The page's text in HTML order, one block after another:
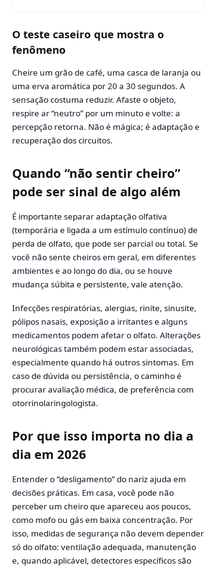
O teste caseiro que mostra o
fenômeno
Cheire um grão de café, uma casca de laranja ou
uma erva aromática por 20 a 30 segundos. A
sensação costuma reduzir. Afaste o objeto,
respire ar “neutro” por um minuto e volte: a
percepção retorna. Não é mágica; é adaptação e
recuperação dos circuitos.
Quando “não sentir cheiro”
pode ser sinal de algo além
É importante separar adaptação olfativa
(temporária e ligada a um estímulo contínuo) de
perda de olfato, que pode ser parcial ou total. Se
você não sente cheiros em geral, em diferentes
ambientes e ao longo do dia, ou se houve
mudança súbita e persistente, vale atenção.
Infecções respiratórias, alergias, rinite, sinusite,
pólipos nasais, exposição a irritantes e alguns
medicamentos podem afetar o olfato. Alterações
neurológicas também podem estar associadas,
especialmente quando há outros sintomas. Em
caso de dúvida ou persistência, o caminho é
procurar avaliação médica, de preferência com
otorrinolaringologista.
Por que isso importa no dia a
dia em 2026
Entender o “desligamento” do nariz ajuda em
decisões práticas. Em casa, você pode não
perceber um cheiro que apareceu aos poucos,
como mofo ou gás em baixa concentração. Por
isso, medidas de segurança não devem depender
só do olfato: ventilação adequada, manutenção
e, quando aplicável, detectores específicos são